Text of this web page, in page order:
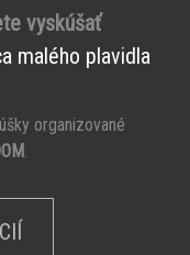
vyskúšať
malého plavidla
organizované
.